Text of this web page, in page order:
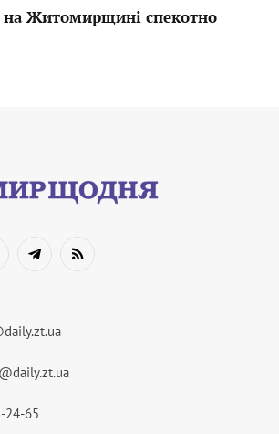
на Житомирщині спекотно
TelegramRSS
24-65